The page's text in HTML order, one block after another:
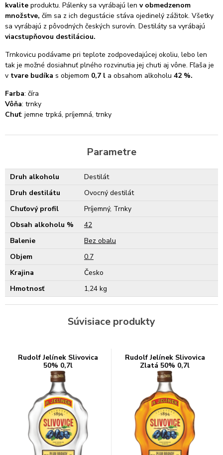
kvalite produktu. Pálenky sa vyrábajú len v obmedzenom
množstve, čím sa z ich degustácie stáva ojedinelý zážitok. Všetky
sa vyrábajú z pôvodných českých surovín. Destiláty sa vyrábajú
viacstupňovou destiláciou.
Trnkovicu podávame pri teplote zodpovedajúcej okoliu, lebo len
tak je možné dosiahnuť plného rozvinutia jej chuti aj vône. Fľaša je
v tvare budíka s objemom 0,7 l a obsahom alkoholu 42 %.
Farba: číra
Vôňa: trnky
Chuť: jemne trpká, príjemná, trnky
Parametre
Druh alkoholu
Destilát
Druh destilátu
Ovocný destilát
Chuťový profil
Príjemný, Trnky
Obsah alkoholu %
42
Balenie
Bez obalu
Objem
0.7
Krajina
Česko
Hmotnosť
1,24 kg
Súvisiace produkty
Rudolf Jelínek Slivovica
50% 0,7l
Rudolf Jelínek Slivovica
Zlatá 50% 0,7l